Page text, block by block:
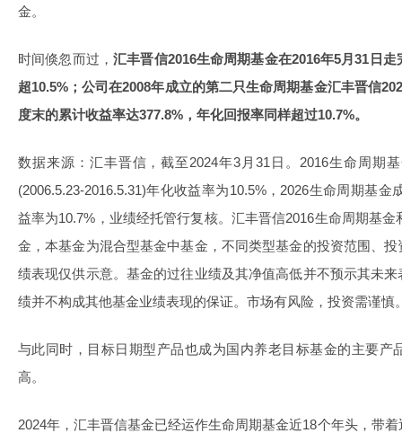
金。
时间倏忽而过，汇丰晋信2016生命周期基金在2016年5月31日
超10.5%；公司在2008年成立的第二只生命周期基金汇丰晋信
度末的累计收益率达377.8%，年化回报率同样超过10.7%。
数据来源：汇丰晋信，截至2024年3月31日。2016生命周期
(2006.5.23-2016.5.31)年化收益率为10.5%，2026生命周期基金
益率为10.7%，业绩经托管行复核。汇丰晋信2016生命周期基
金，本基金为混合型基金中基金，不同类型基金的投资范围、
绩表现仅供示意。基金的过往业绩及其净值高低并不预示其未
绩并不构成其他基金业绩表现的保证。市场有风险，投资需谨慎
与此同时，目标日期型产品也成为国内养老目标基金的主要产
高。
2024年，汇丰晋信基金已经运作生命周期基金近18个年头，带